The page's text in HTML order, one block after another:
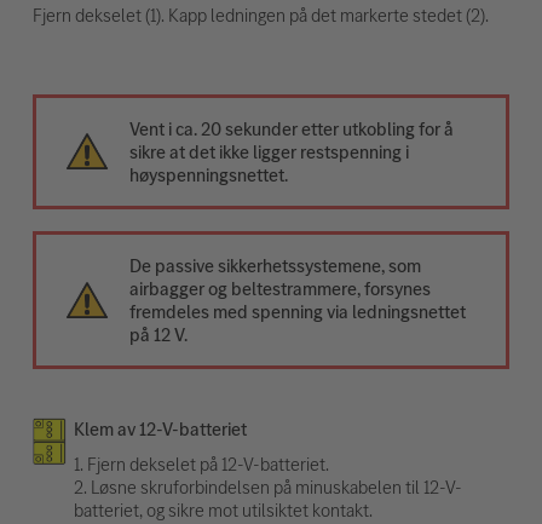
Fjern dekselet (1). Kapp ledningen på det markerte stedet (2).
Vent i ca. 20 sekunder etter utkobling for å
sikre at det ikke ligger restspenning i
høyspenningsnettet.
De passive sikkerhetssystemene, som
airbagger og beltestrammere, forsynes
fremdeles med spenning via ledningsnettet
på 12 V.
Klem av 12-V-batteriet
1. Fjern dekselet på 12-V-batteriet.
2. Løsne skruforbindelsen på minuskabelen til 12-V-
batteriet, og sikre mot utilsiktet kontakt.